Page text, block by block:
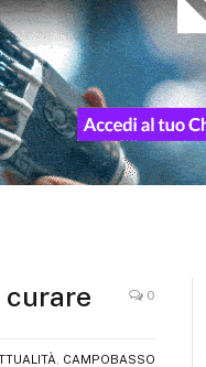
curare 0
CAMPOBASSO